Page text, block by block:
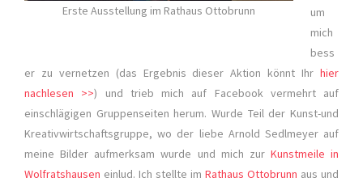
Erste Ausstellung im Rathaus Ottobrunn
um
mich
bess
er zu vernetzen (das Ergebnis dieser Aktion könnt Ihr hier
nachlesen >>) und trieb mich auf Facebook vermehrt auf
einschlägigen Gruppenseiten herum. Wurde Teil der Kunst-und
Kreativwirtschaftsgruppe, wo der liebe Arnold Sedlmeyer auf
meine Bilder aufmerksam wurde und mich zur Kunstmeile in
Wolfratshausen einlud. Ich stellte im Rathaus Ottobrunn aus und